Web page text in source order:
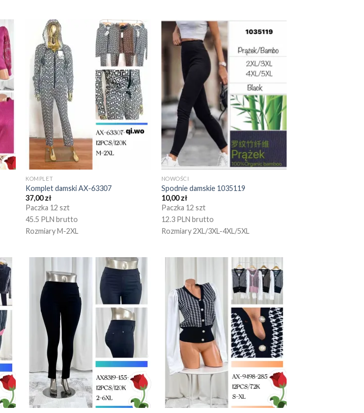
KOMPLET
Komplet damski AX-63307
37,00zł
Paczka 12 szt
45.5 PLN brutto
Rozmiary M-2XL
NOWOŚCI
Spodnie damskie 1035119
10,00zł
Paczka 12 szt
12.3 PLN brutto
Rozmiary 2XL/3XL-4XL/5XL